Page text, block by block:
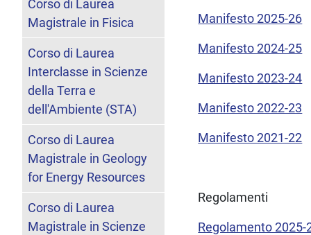
Manifesto 2025-26
Manifesto 2024-25
Manifesto 2023-24
Manifesto 2022-23
Manifesto 2021-22
Regolamenti
Regolamento 2025-
Corso di Laurea
Magistrale in Fisica
Corso di Laurea
Interclasse in Scienze
della Terra e
dell'Ambiente (STA)
Corso di Laurea
Magistrale in Geology
for Energy Resources
Corso di Laurea
Magistrale in Scienze